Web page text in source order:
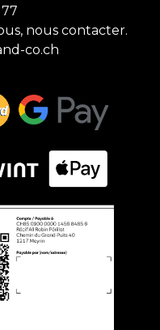
nous contacter.
co.ch